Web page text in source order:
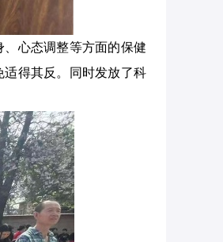
心态调整等方面的保健
得其反。同时发放了科